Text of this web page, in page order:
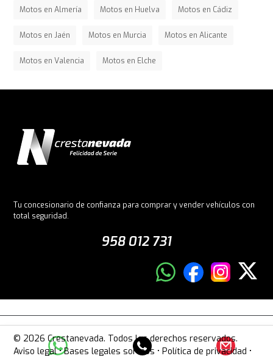
Motos en Almería Motos en Huelva Motos en Cádiz
Motos en Jaén Motos en Murcia Motos en Alicante
Motos en Valencia Motos en Elche
Tu concesionario de confianza para comprar y vender vehículos con
total seguridad.
958 012 731
© 2026 Crestanevada. Todos los derechos reservados.
Aviso legal•Bases legales sorteos •Política de privacidad •